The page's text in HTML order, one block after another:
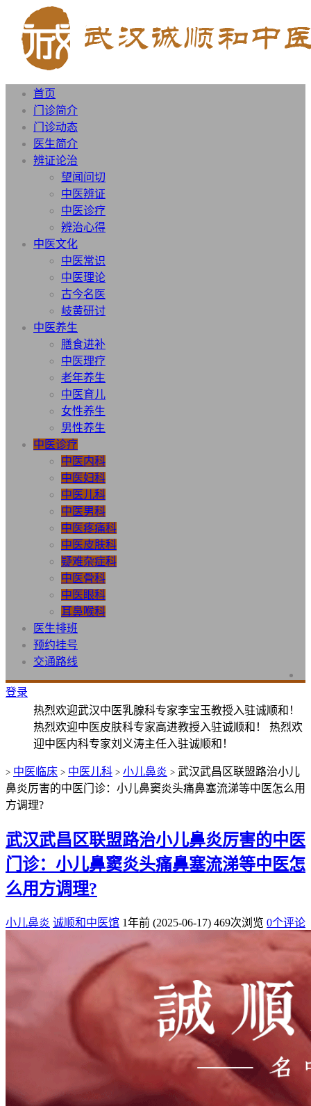
首页
门诊简介
门诊动态
医生简介
辨证论治
望闻问切
中医辨证
中医诊疗
辨治心得
中医文化
中医常识
中医理论
古今名医
岐黄研讨
中医养生
膳食进补
中医理疗
老年养生
中医育儿
女性养生
男性养生
中医诊疗
中医内科
中医妇科
中医儿科
中医男科
中医疼痛科
中医皮肤科
疑难杂症科
中医骨科
中医眼科
耳鼻喉科
医生排班
预约挂号
交通路线
登录
热烈欢迎武汉中医乳腺科专家李宝玉教授入驻诚顺和！
热烈欢迎中医皮肤科专家高进教授入驻诚顺和！ 热烈欢
迎中医内科专家刘义涛主任入驻诚顺和！
> 中医临床 > 中医儿科 > 小儿鼻炎 > 武汉武昌区联盟路治小儿
鼻炎厉害的中医门诊：小儿鼻窦炎头痛鼻塞流涕等中医怎么用
方调理?
武汉武昌区联盟路治小儿鼻炎厉害的中医
门诊：小儿鼻窦炎头痛鼻塞流涕等中医怎
么用方调理?
小儿鼻炎 诚顺和中医馆 1年前 (2025-06-17) 469次浏览 0个评论